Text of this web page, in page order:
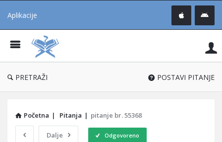
Aplikacije
®
PRETRAŽI POSTAVI PITANJE
Početna | Pitanja | pitanje br. 55368
Dalje Odgovoreno